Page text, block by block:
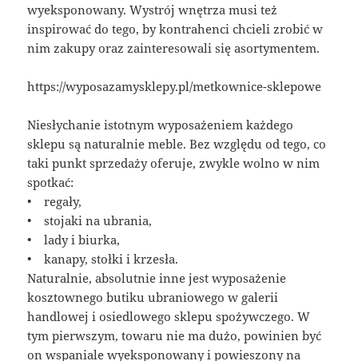
wyeksponowany. Wystrój wnętrza musi też
inspirować do tego, by kontrahenci chcieli zrobić w
nim zakupy oraz zainteresowali się asortymentem.
https://wyposazamysklepy.pl/metkownice-sklepowe
Niesłychanie istotnym wyposażeniem każdego
sklepu są naturalnie meble. Bez względu od tego, co
taki punkt sprzedaży oferuje, zwykle wolno w nim
spotkać:
• regały,
• stojaki na ubrania,
• lady i biurka,
• kanapy, stołki i krzesła.
Naturalnie, absolutnie inne jest wyposażenie
kosztownego butiku ubraniowego w galerii
handlowej i osiedlowego sklepu spożywczego. W
tym pierwszym, towaru nie ma dużo, powinien być
on wspaniale wyeksponowany i powieszony na